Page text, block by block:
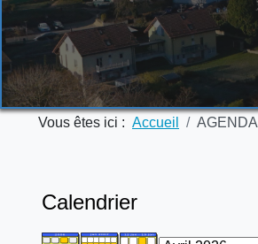
Vous êtes ici : Accueil AGENDA
Calendrier